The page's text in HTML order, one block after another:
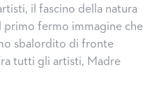
il fascino della natura
fermo immagine che
sbalordito di fronte
tutti gli artisti, Madre